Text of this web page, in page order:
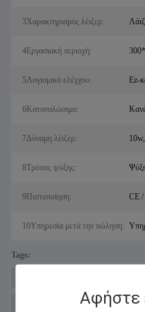
Αφήστε
3Χαρακτηρισμός λέιζερ:
4Εργασιακή περιοχή:
5Λογισμικό ελέγχου: Ez-
6Καταναλώσιμα:
7Δύναμη λέιζερ:
8Τρόπος ψύξης:
9Πιστοποίηση: CE
10Υπηρεσία μετά την πώληση:
Tags:
εξοπλισμός χάραξης λέιζερ